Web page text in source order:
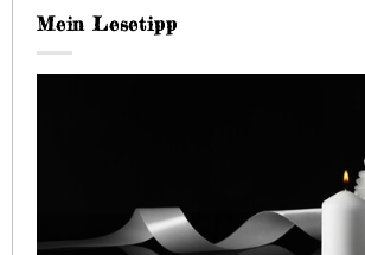
Mein Lesetipp